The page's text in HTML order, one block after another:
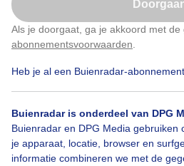
Als je doorgaat, ga je akkoord met de
abonnementsvoorwaarden
Heb je al een Buienradar-
Buienradar is onderdeel van DPG
Buienradar en DPG Media gebruiken
je apparaat, locatie, browser en
informatie combineren we met de
Avondrood Lente
Bekijk slideshow
Klik hierom dit aan